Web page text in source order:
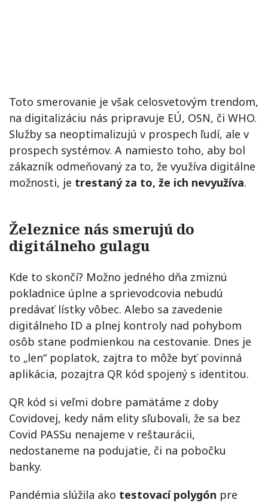
Toto smerovanie je však celosvetovým trendom,
na digitalizáciu nás pripravuje EÚ, OSN, či WHO.
Služby sa neoptimalizujú v prospech ľudí, ale v
prospech systémov. A namiesto toho, aby bol
zákazník odmeňovaný za to, že využíva digitálne
možnosti, je trestaný za to, že ich nevyužíva.
Železnice nás smerujú do
digitálneho gulagu
Kde to skončí? Možno jedného dňa zmiznú
pokladnice úplne a sprievodcovia nebudú
predávať lístky vôbec. Alebo sa zavedenie
digitálneho ID a plnej kontroly nad pohybom
osôb stane podmienkou na cestovanie. Dnes je
to „len“ poplatok, zajtra to môže byť povinná
aplikácia, pozajtra QR kód spojený s identitou.
QR kód si veľmi dobre pamätáme z doby
Covidovej, kedy nám elity sľubovali, že sa bez
Covid PASSu nenajeme v reštaurácii,
nedostaneme na podujatie, či na pobočku
banky.
Pandémia slúžila ako testovací polygón pre